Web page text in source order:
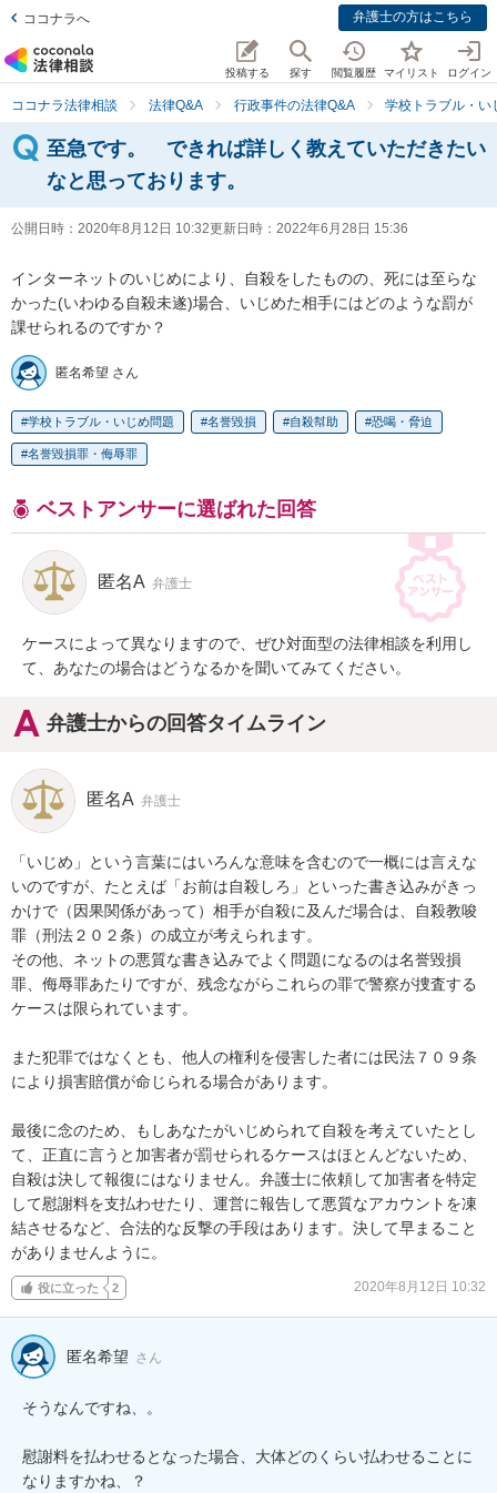
ココナラへ 弁護士の方はこちら
投稿する 探す 閲覧履歴 マイリスト ログイン
ココナラ法律相談 法律Q&A 行政事件の法律Q&A 学校トラブル・い
至急です。 できれば詳しく教えていただきたい
なと思っております。
公開日時： 2020年8月12日 10:32更新日時： 2022年6月28日 15:36
インターネットのいじめにより、自殺をしたものの、死には至らな
かった(いわゆる自殺未遂)場合、いじめた相手にはどのような罰が
課せられるのですか？
匿名希望 さん
学校トラブル・いじめ問題 名誉毀損 自殺幇助 恐喝・脅迫
名誉毀損罪・侮辱罪
ベストアンサーに選ばれた回答
匿名A 弁護士
ケースによって異なりますので、ぜひ対面型の法律相談を利用し
て、あなたの場合はどうなるかを聞いてみてください。
弁護士からの回答タイムライン
匿名A 弁護士
「いじめ」という言葉にはいろんな意味を含むので一概には言えな
いのですが、たとえば「お前は自殺しろ」といった書き込みがきっ
かけで（因果関係があって）相手が自殺に及んだ場合は、自殺教唆
罪（刑法２０２条）の成立が考えられます。
その他、ネットの悪質な書き込みでよく問題になるのは名誉毀損
罪、侮辱罪あたりですが、残念ながらこれらの罪で警察が捜査する
ケースは限られています。
また犯罪ではなくとも、他人の権利を侵害した者には民法７０９条
により損害賠償が命じられる場合があります。
最後に念のため、もしあなたがいじめられて自殺を考えていたとし
て、正直に言うと加害者が罰せられるケースはほとんどないため、
自殺は決して報復にはなりません。弁護士に依頼して加害者を特定
して慰謝料を支払わせたり、運営に報告して悪質なアカウントを凍
結させるなど、合法的な反撃の手段はあります。決して早まること
がありませんように。
役に立った 2 2020年8月12日 10:32
匿名希望 さん
そうなんですね、。
慰謝料を払わせるとなった場合、大体どのくらい払わせることに
なりますかね、？